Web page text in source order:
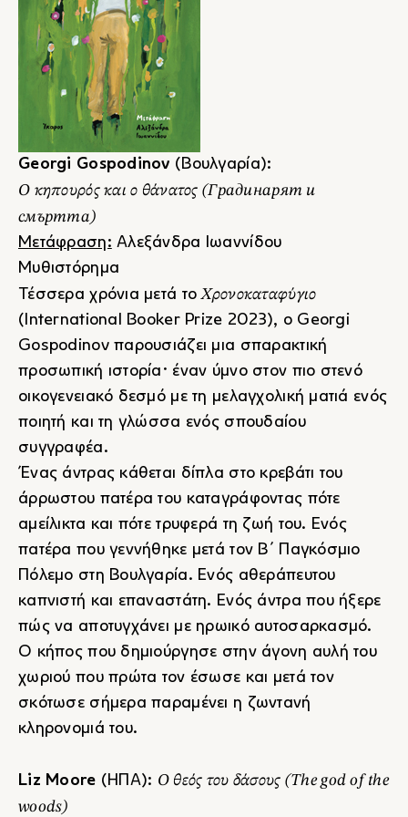
Georgi Gospodinov (Βουλγαρία):
Ο κηπουρός και ο θάνατος (Градинарят и
смъртта)
Μετάφραση: Αλεξάνδρα Ιωαννίδου
Μυθιστόρημα
Τέσσερα χρόνια μετά τοΧρονοκαταφύγιο
(International Booker Prize 2023), ο Georgi
Gospodinov παρουσιάζει μια σπαρακτική
προσωπική ιστορία· έναν ύμνο στον πιο στενό
οικογενειακό δεσμό με τη μελαγχολική ματιά ενός
ποιητή και τη γλώσσα ενός σπουδαίου
συγγραφέα.
Ένας άντρας κάθεται δίπλα στο κρεβάτι του
άρρωστου πατέρα του καταγράφοντας πότε
αμείλικτα και πότε τρυφερά τη ζωή του. Ενός
πατέρα που γεννήθηκε μετά τον Β΄ Παγκόσμιο
Πόλεμο στη Βουλγαρία. Ενός αθεράπευτου
καπνιστή και επαναστάτη. Ενός άντρα που ήξερε
πώς να αποτυγχάνει με ηρωικό αυτοσαρκασμό.
Ο κήπος που δημιούργησε στην άγονη αυλή του
χωριού που πρώτα τον έσωσε και μετά τον
σκότωσε σήμερα παραμένει η ζωντανή
κληρονομιά του.
Liz Moore (ΗΠΑ): Ο θεός του δάσους (The god of the
woods)